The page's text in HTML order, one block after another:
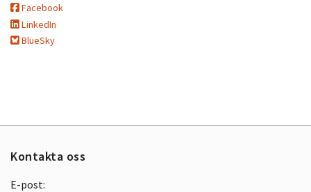
Facebook
LinkedIn
BlueSky
Kontakta oss
E-post: